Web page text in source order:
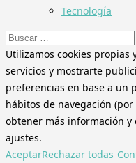
Tecnología
Buscar:
Utilizamos cookies propias
servicios y mostrarte
preferencias en base a un
hábitos de navegación
obtener más información
ajustes.
AceptarRechazar todas